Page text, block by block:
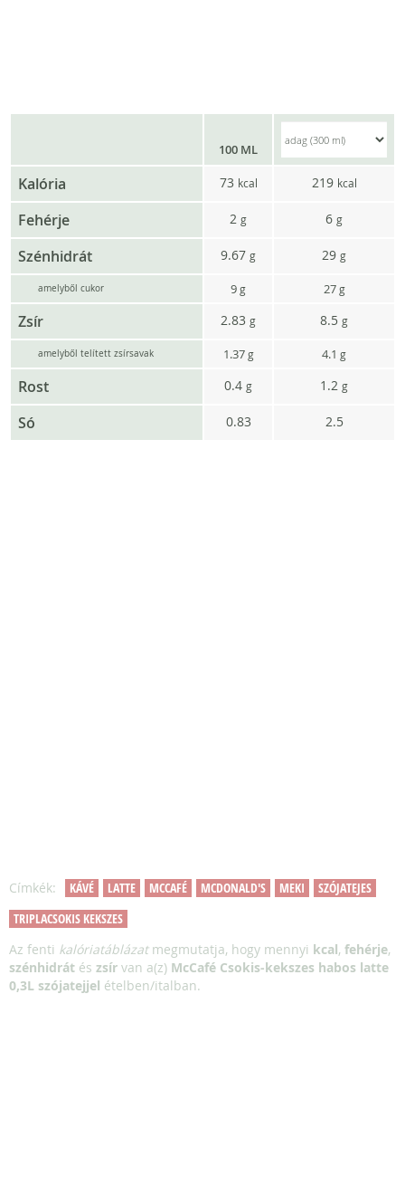
100 ML
Kalória 73 kcal 219 kcal
Fehérje 2 g 6 g
Szénhidrát 9.67 g 29 g
amelyből cukor 9g 27 g
Zsír 2.83 g 8.5 g
amelyből telített zsírsavak 1.37g 4.1 g
Rost 0.4 g 1.2 g
Só 0.83 2.5
Címkék: KÁVÉ LATTE MCCAFÉ MCDONALD'S MEKI
SZÓJATEJES
TRIPLACSOKIS KEKSZES
Az fenti kalóriatáblázatmegmutatja, hogy mennyi kcal, fehérje,
szénhidrát és zsír van a(z) McCafé Csokis-kekszes habos latte
0,3L szójatejjel ételben/italban.